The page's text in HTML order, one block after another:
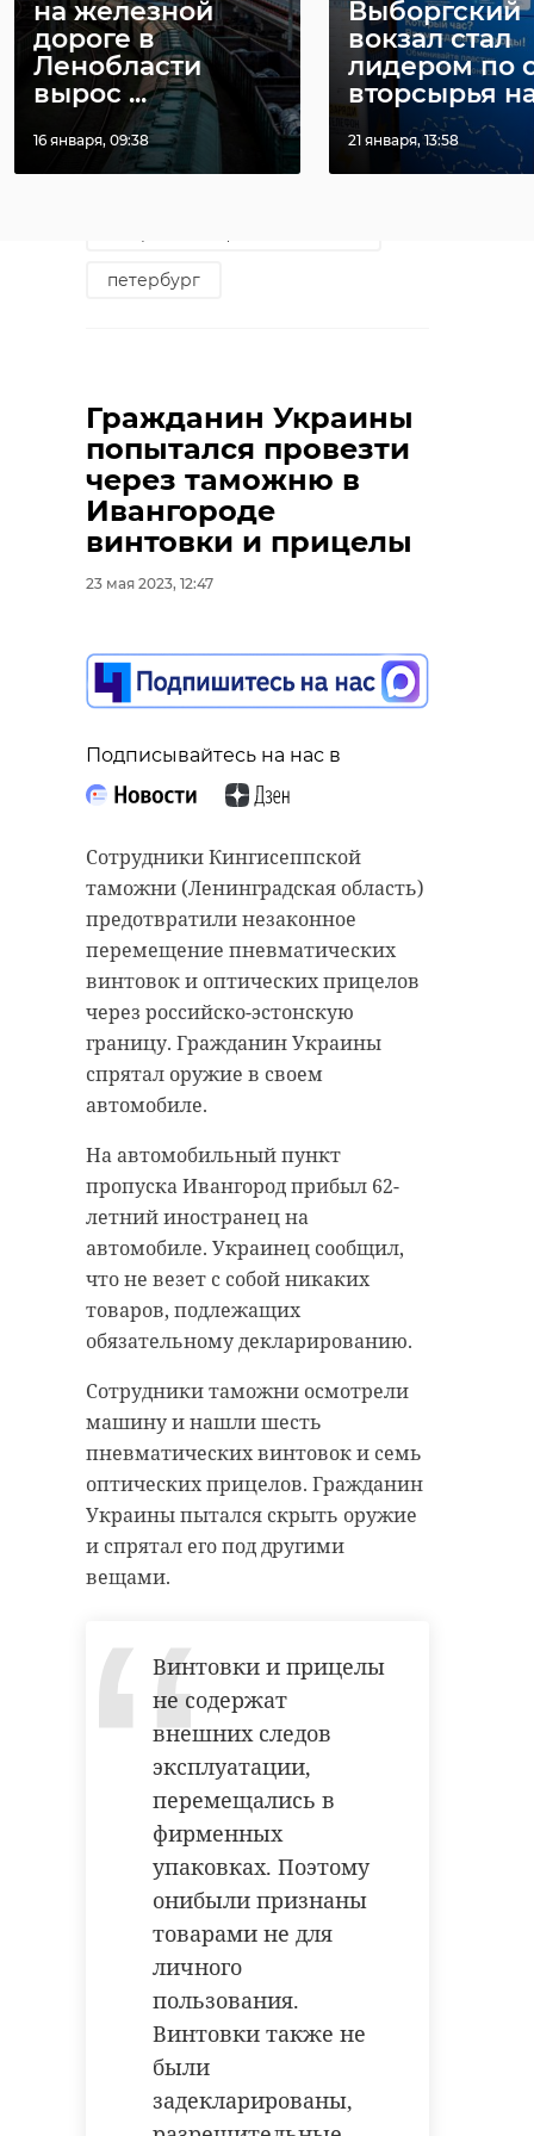
на железной
дороге в
Ленобласти
вырос ...
16 января, 09:38
Выборгский
вокзал стал
лидером по
вторсырья
21 января, 13:58
Гражданин Украины
попытался провезти
через таможню в
Ивангороде
винтовки и прицелы
23 мая 2023, 12:47
Подписывайтесь на нас в
Сотрудники Кингисеппской
таможни (Ленинградская область)
предотвратили незаконное
перемещение пневматических
винтовок и оптических прицелов
через российско-эстонскую
границу. Гражданин Украины
спрятал оружие в своем
автомобиле.
На автомобильный пункт
пропуска Ивангород прибыл 62-
летний иностранец на
автомобиле. Украинец сообщил,
что не везет с собой никаких
товаров, подлежащих
обязательному декларированию.
Сотрудники таможни осмотрели
машину и нашли шесть
пневматических винтовок и семь
оптических прицелов. Гражданин
Украины пытался скрыть оружие
и спрятал его под другими
вещами.
Винтовки и прицелы
не содержат
внешних следов
эксплуатации,
перемещались в
фирменных
упаковках. Поэтому
онибыли признаны
товарами не для
личного
пользования.
Винтовки также не
были
задекларированы,
"волшебного огня", и с тех пор
пиротехнические спектакли
стали частью торжеств.
Фото: Смольный
петербург
РЕКОМЕНДУЕМ
Работа метро и
наземного
транспорта на
время Петровс ...
Бал кукол в
Петербурге